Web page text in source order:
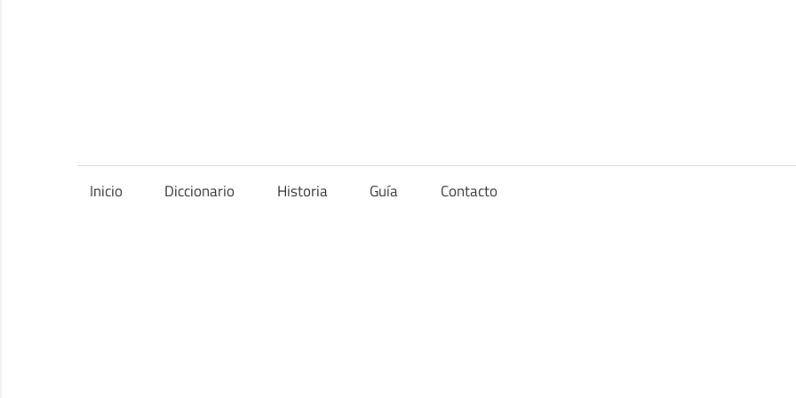
Inicio Diccionario Historia Guía Contacto